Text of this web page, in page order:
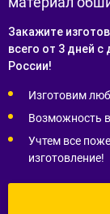
Закажите
всего от 3 дней
России!
Изготовим
Возможность
Учтем все
изготовление!